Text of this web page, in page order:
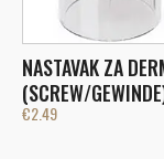
NASTAVAK ZA
(SCREW/
€2.49